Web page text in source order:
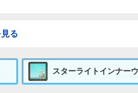
る
スターライトインナー